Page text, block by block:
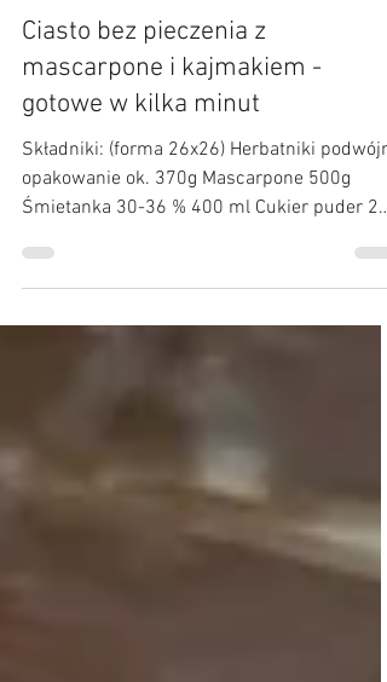
Kulinarne Przygody :)
5 lut 2023
Ciasto bez pieczenia z
mascarpone i kajmakiem -
gotowe w kilka minut
Składniki: (forma 26x26) Herbatniki
Śmietanka 30-36 % 400 ml Cukier puder 2
łyżki Masa...